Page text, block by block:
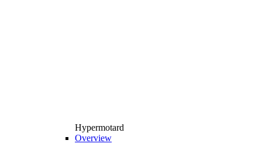
Hypermotard
Overview